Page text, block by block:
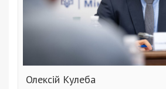
Олексій Кулеба